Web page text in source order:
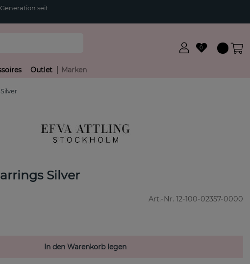
seit
0
Outlet Marken
Silver
Art.-Nr. 12-100-02357-0000
In den Warenkorb legen